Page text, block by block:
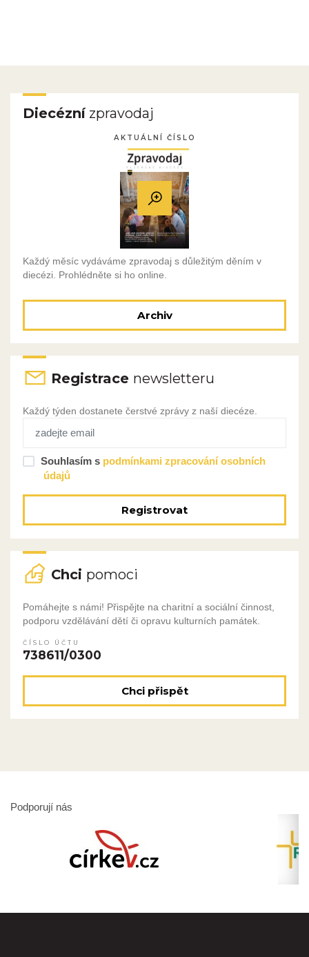
Diecéznízpravodaj
AKTUÁLNÍ ČÍSLO
Každý měsíc vydáváme zpravodaj s důležitým děním v
diecézi. Prohlédněte si ho online.
Archiv
Registrace newsletteru
Každý týden dostanete čerstvé zprávy z naší diecéze.
Souhlasím s podmínkami zpracování osobních
údajů
Registrovat
Chci pomoci
Pomáhejte s námi! Přispějte na charitní a sociální činnost,
podporu vzdělávání dětí či opravu kulturních památek.
ČÍSLO ÚČTU
738611/0300
Chci přispět
Podporují nás